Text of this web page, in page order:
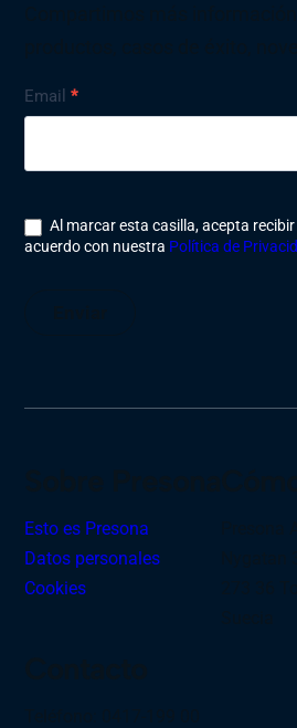
Nyhetsbrev
Email*
Al marcar esta casilla, acepta
acuerdo con nuestra Política de
Esto es Presona
Datos personales
Cookies